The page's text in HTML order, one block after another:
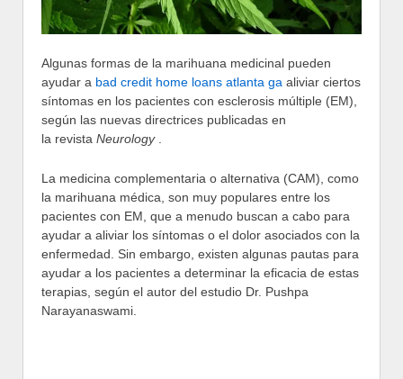
Algunas formas de la marihuana medicinal pueden
ayudar a bad credit home loans atlanta ga aliviar ciertos
síntomas en los pacientes con esclerosis múltiple (EM),
según las nuevas directrices publicadas en
la revista Neurology.
La medicina complementaria o alternativa (CAM), como
la marihuana médica, son muy populares entre los
pacientes con EM, que a menudo buscan a cabo para
ayudar a aliviar los síntomas o el dolor asociados con la
enfermedad. Sin embargo, existen algunas pautas para
ayudar a los pacientes a determinar la eficacia de estas
terapias, según el autor del estudio Dr. Pushpa
Narayanaswami.